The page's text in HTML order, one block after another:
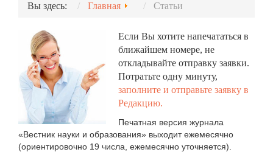
Вы здесь: Главная Статьи
Если Вы хотите напечататься в
ближайшем номере, не
откладывайте отправку заявки.
Потратьте одну минуту,
заполните и отправьте заявку в
Редакцию.
Печатная версия журнала
«Вестник науки и образования» выходит ежемесячно
(ориентировочно 19 числа, ежемесячно уточняется).